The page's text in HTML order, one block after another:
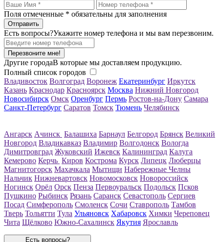
Поля отмеченные * обязательны для заполнения
Есть вопросы?Укажите номер телефона и мы вам перезвоним.
Перезвоните мне!
Другие городаВ которые мы доставляем продукцию.
Полный список городов
Владивосток Волгоград Воронеж Екатеринбург Иркутск
Казань Краснодар Красноярск Москва Нижний Новгород
Новосибирск Омск Оренбург Пермь Ростов-на-Дону Самара
Санкт-Петербург Саратов Томск Тюмень Челябинск
Ангарск Ачинск Балашиха Барнаул Белгород Брянск Великий
Новгород Владикавказ Владимир Волгодонск Вологда
Димитровград Жуковский Ижевск Калининград Калуга
Кемерово Керчь Киров Кострома Курск Липецк Люберцы
Магнитогорск Махачкала Мытищи Набережные Челны
Нальчик Нижневартовск Новомосковск Новороссийск
Ногинск Орёл Орск Пенза Первоуральск Подольск Псков
Пушкино Рыбинск Рязань Саранск Севастополь Сергиев
Посад Симферополь Смоленск Сочи Ставрополь Тамбов
Тверь Тольятти Тула Ульяновск Хабаровск Химки Череповец
Чита Щёлково Южно-Сахалинск Якутия Ярославль
Есть вопросы?